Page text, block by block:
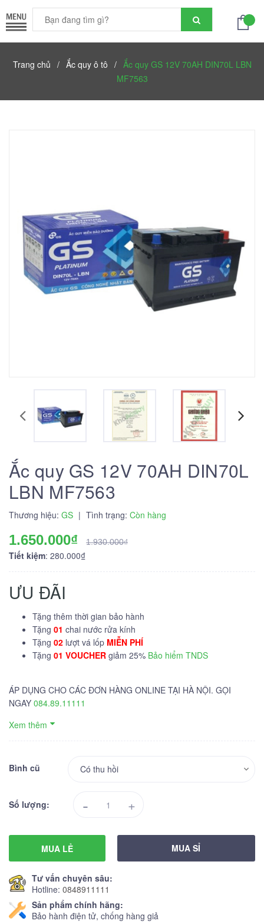
Trang chủ / Ắc quy ô tô / Ắc quy GS 12V 70AH DIN70L LBN
MF7563
Ắc quy GS 12V 70AH DIN70L
LBN MF7563
Thương hiệu: GS | Tình trạng: Còn hàng
1.650.000₫ 1.930.000₫
Tiết kiệm: 280.000₫
ƯU ĐÃI
Tặng thêm thời gian bảo hành
Tặng 01 chai nước rửa kính
Tặng 02 lượt vá lốp MIỄN PHÍ
Tặng 01 VOUCHER giảm 25% Bảo hiểm TNDS
ÁP DỤNG CHO CÁC ĐƠN HÀNG ONLINE TẠI HÀ NỘI. GỌI
NGAY 084.89.11111
Xem thêm
Bình cũ
Số lượng: - +
MUA LẺ MUA SỈ
Tư vấn chuyên sâu:
Hotline: 0848911111
Sản phẩm chính hãng:
Bảo hành điện tử, chống hàng giả